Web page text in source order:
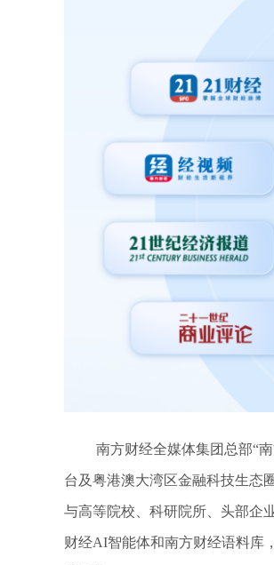
南方财经全媒体集团总部“南
台及粤港澳大湾区金融科技生态
与高等院校、科研院所、头部企
财经AI智能体和南方财经语料库